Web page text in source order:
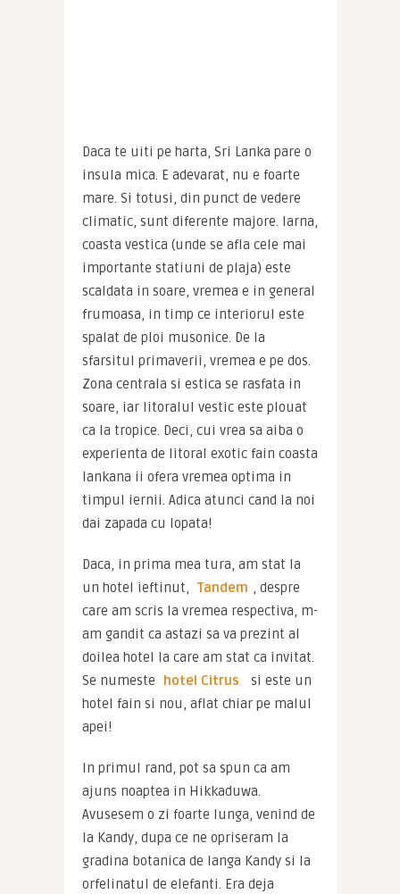
Daca te uiti pe harta, Sri Lanka pare o
insula mica. E adevarat, nu e foarte
mare. Si totusi, din punct de vedere
climatic, sunt diferente majore. Iarna,
coasta vestica (unde se afla cele mai
importante statiuni de plaja) este
scaldata in soare, vremea e in general
frumoasa, in timp ce interiorul este
spalat de ploi musonice. De la
sfarsitul primaverii, vremea e pe dos.
Zona centrala si estica se rasfata in
soare, iar litoralul vestic este plouat
ca la tropice. Deci, cui vrea sa aiba o
experienta de litoral exotic fain coasta
lankana ii ofera vremea optima in
timpul iernii. Adica atunci cand la noi
dai zapada cu lopata!
Daca, in prima mea tura, am stat la
un hotel ieftinut, Tandem , despre
care am scris la vremea respectiva, m-
am gandit ca astazi sa va prezint al
doilea hotel la care am stat ca invitat.
Se numeste
hotel Citrus
si este un
hotel fain si nou, aflat chiar pe malul
apei!
In primul rand, pot sa spun ca am
ajuns noaptea in Hikkaduwa.
Avusesem o zi foarte lunga, venind de
la Kandy, dupa ce ne opriseram la
gradina botanica de langa Kandy si la
orfelinatul de elefanti. Era deja